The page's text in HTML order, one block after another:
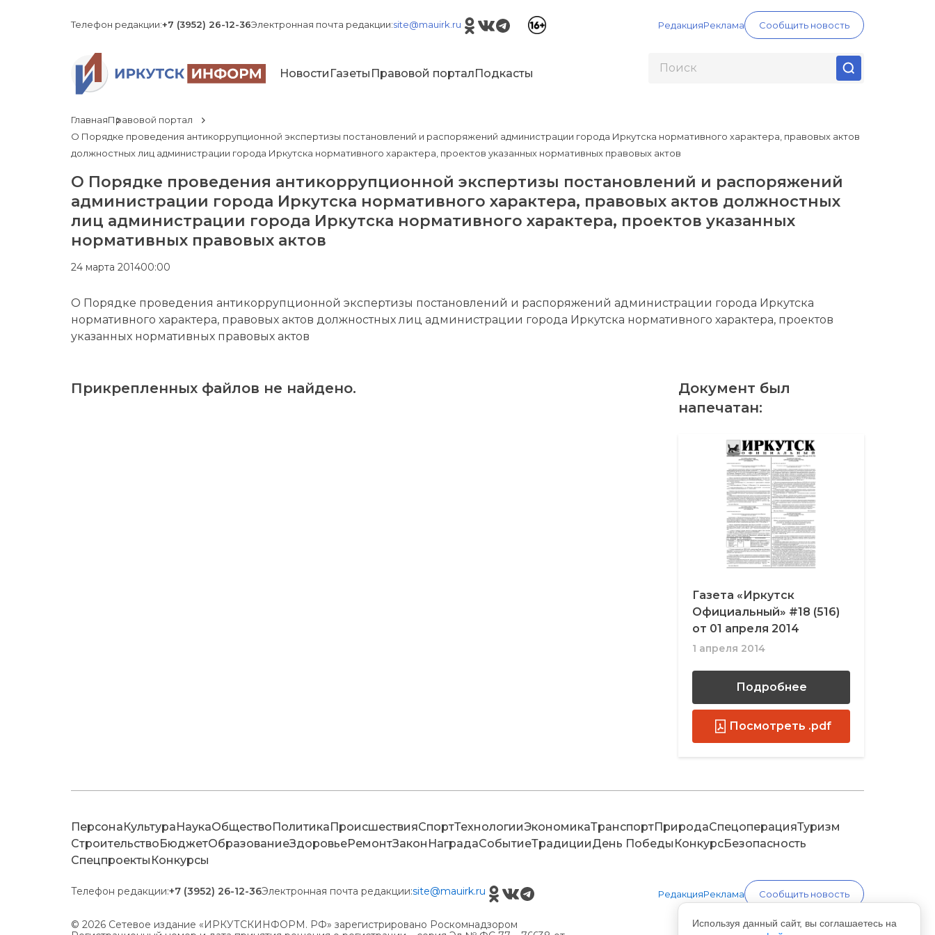
Телефон редакции:+7 (3952) 26-12-36Электронная почта редакции:site@mauirk.ru РедакцияРеклама Сообщить новость
Новости Газеты Правовой портал Подкасты
ГлавнаяПравовой портал
О Порядке проведения антикоррупционной экспертизы постановлений и распоряжений администрации города Иркутска нормативного характера, правовых актов
должностных лиц администрации города Иркутска нормативного характера, проектов указанных нормативных правовых актов
О Порядке проведения антикоррупционной экспертизы постановлений и распоряжений
администрации города Иркутска нормативного характера, правовых актов должностных
лиц администрации города Иркутска нормативного характера, проектов указанных
нормативных правовых актов
24 марта 201400:00
О Порядке проведения антикоррупционной экспертизы постановлений и распоряжений администрации города Иркутска
нормативного характера, правовых актов должностных лиц администрации города Иркутска нормативного характера, проектов
указанных нормативных правовых актов
Прикрепленных файлов не найдено.
Документ был
напечатан:
Газета «Иркутск
Официальный» #18 (516)
от 01 апреля 2014
1 апреля 2014
Подробнее
Посмотреть .pdf
Персона Культура НаукаОбщество Политика ПроисшествияСпортТехнологииЭкономикаТранспортПриродаСпецоперацияТуризм
Строительство БюджетОбразованиеЗдоровьеРемонтЗакон НаградаСобытиеТрадицииДень Победы КонкурсБезопасность
Спецпроекты Конкурсы
Телефон редакции:+7 (3952) 26-12-36Электронная почта редакции:site@mauirk.ru РедакцияРеклама Сообщить новость
© 2026 Сетевое издание «ИРКУТСКИНФОРМ. РФ» зарегистрировано Роскомнадзором
Используя данный сайт, вы соглашаетесь на